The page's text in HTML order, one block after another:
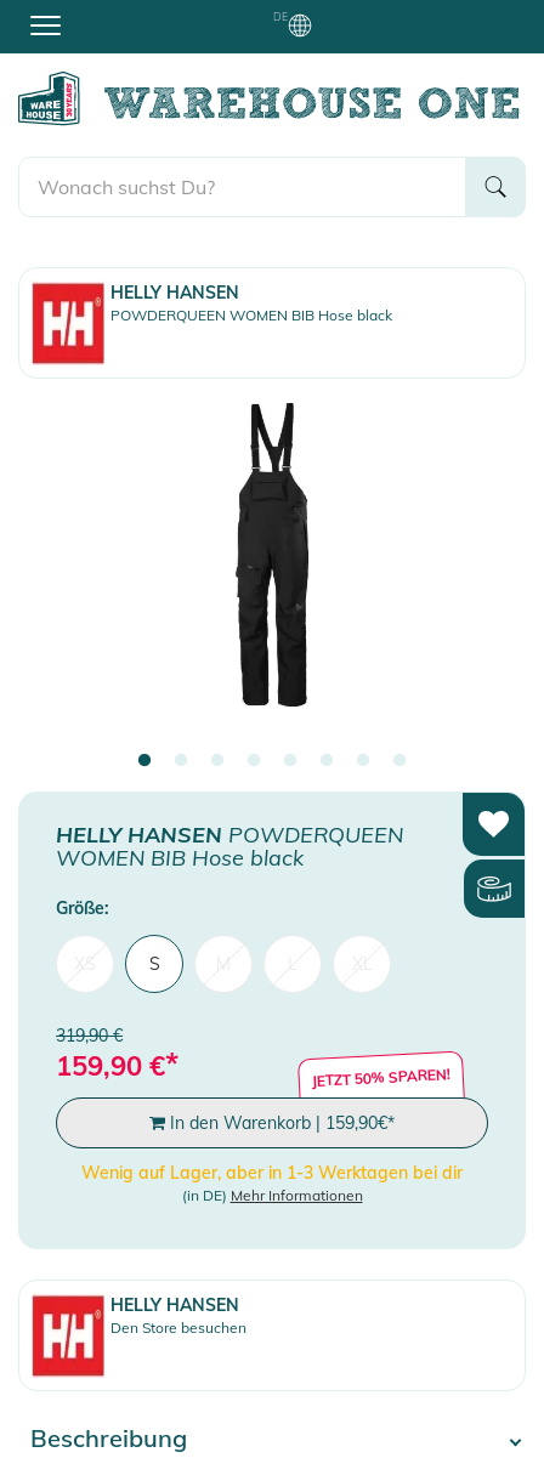
DE
HELLY HANSEN
POWDERQUEEN WOMEN BIB Hose black
HELLY HANSEN POWDERQUEEN
WOMEN BIB Hose black
Größe:
S
319,90 €
159,90 €* JETZT 50% SPAREN!
In den Warenkorb | 159,90€*
Wenig auf Lager, aber in 1-3 Werktagen bei dir
(in DE) Mehr Informationen
HELLY HANSEN
Den Store besuchen
Beschreibung